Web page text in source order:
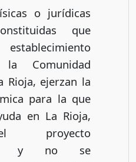
o jurídicas
que
Comunidad
Rioja, ejerzan la
para la que
en La Rioja,
proyecto
y no se